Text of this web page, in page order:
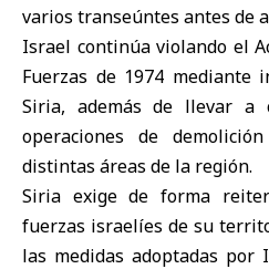
varios transeúntes antes de
Israel continúa violando el
Fuerzas de 1974 mediante
Siria, además de llevar a
operaciones de
distintas áreas de la región.
Siria exige de forma
fuerzas israelíes de su
las medidas adoptadas